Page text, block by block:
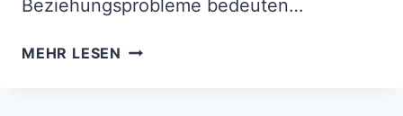
Beziehungsprobleme bedeuten…
MEHR LESEN VERSÖHNUNG